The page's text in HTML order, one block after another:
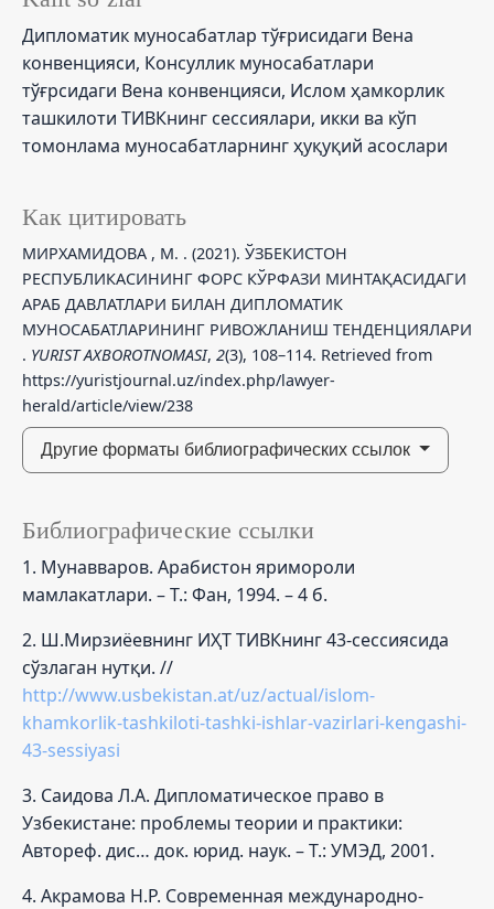
Дипломатик муносабатлар тўғрисидаги Вена
конвенцияси, Консуллик муносабатлари
тўғрсидаги Вена конвенцияси, Ислом ҳамкорлик
ташкилоти ТИВКнинг сессиялари, икки ва кўп
томонлама муносабатларнинг ҳуқуқий асослари
Как цитировать
МИРХАМИДОВА , М. . (2021). ЎЗБЕКИСТОН
РЕСПУБЛИКАСИНИНГ ФОРС КЎРФАЗИ МИНТАҚАСИДАГИ
АРАБ ДАВЛАТЛАРИ БИЛАН ДИПЛОМАТИК
МУНОСАБАТЛАРИНИНГ РИВОЖЛАНИШ ТЕНДЕНЦИЯЛАРИ
. YURIST AXBOROTNOMASI, 2(3), 108–114. Retrieved from
https://yuristjournal.uz/index.php/lawyer-
herald/article/view/238
Другие форматы библиографических ссылок
Библиографические ссылки
1. Мунавваров. Арабистон яримороли
мамлакатлари. – Т.: Фан, 1994. – 4 б.
2. Ш.Мирзиёевнинг ИҲТ ТИВКнинг 43-сессиясида
сўзлаган нутқи. //
http://www.usbekistan.at/uz/actual/islom-
khamkorlik-tashkiloti-tashki-ishlar-vazirlari-kengashi-
43-sessiyasi
3. Саидова Л.А. Дипломатическое право в
Узбекистане: проблемы теории и практики:
Автореф. дис… док. юрид. наук. – Т.: УМЭД, 2001.
4. Акрамова Н.Р. Современная международно-